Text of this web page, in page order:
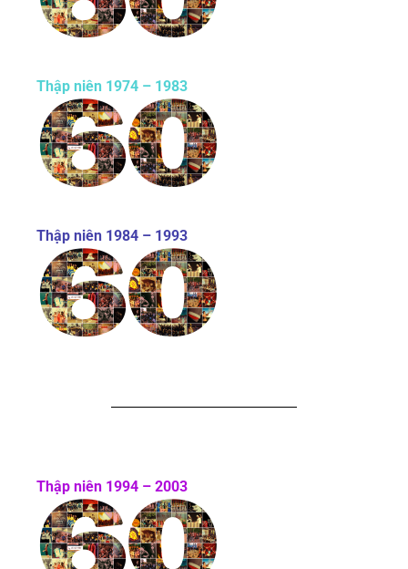
Thập niên 1974 – 1983
Thập niên 1984 – 1993
Thập niên 1994 – 2003